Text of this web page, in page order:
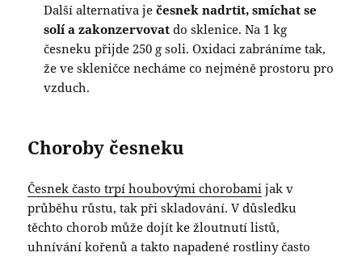
Další alternativa ječesnek nadrtit, smíchat se
solí a zakonzervovat do sklenice. Na 1 kg
česneku přijde 250 g soli. Oxidaci zabráníme tak,
že ve skleničce necháme co nejméně prostoru pro
vzduch.
Choroby česneku
Česnek často trpí houbovými chorobami jak v
průběhu růstu, tak při skladování. V důsledku
těchto chorob může dojít ke žloutnutí listů,
uhnívání kořenů a takto napadené rostliny často